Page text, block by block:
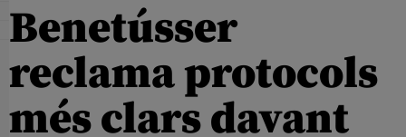
Benetússer
reclama protocols
més clars davant